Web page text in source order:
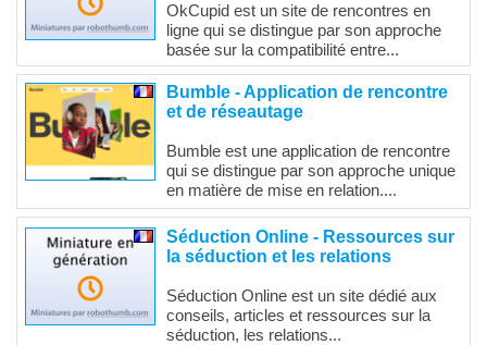
OkCupid est un site de rencontres en
ligne qui se distingue par son approche
basée sur la compatibilité entre...
Bumble - Application de rencontre
et de réseautage
Bumble est une application de rencontre
qui se distingue par son approche unique
en matière de mise en relation....
Séduction Online - Ressources sur
la séduction et les relations
Séduction Online est un site dédié aux
conseils, articles et ressources sur la
séduction, les relations...